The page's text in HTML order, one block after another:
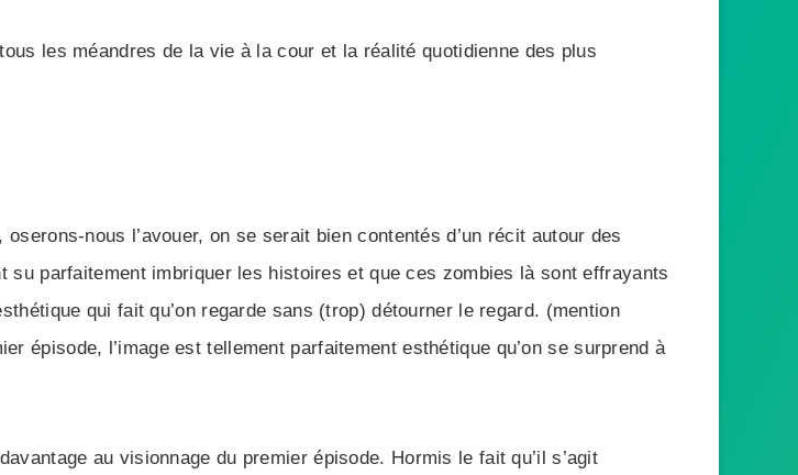
les méandres de la vie à la cour et la réalité quotidienne des plus
nous l’avouer, on se serait bien contentés d’un récit autour des
parfaitement imbriquer les histoires et que ces zombies là sont effrayants
qui fait qu’on regarde sans (trop) détourner le regard. (mention
épisode, l’image est tellement parfaitement esthétique qu’on se surprend à
au visionnage du premier épisode. Hormis le fait qu’il s’agit